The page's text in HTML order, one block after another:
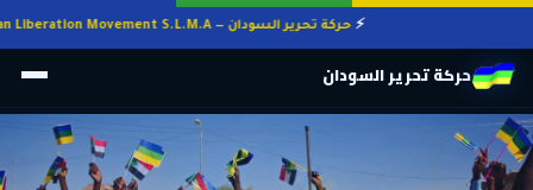
حركة تحرير السودان — Sudan Liberation Movement S.L.M.A
حركة تحرير السودان